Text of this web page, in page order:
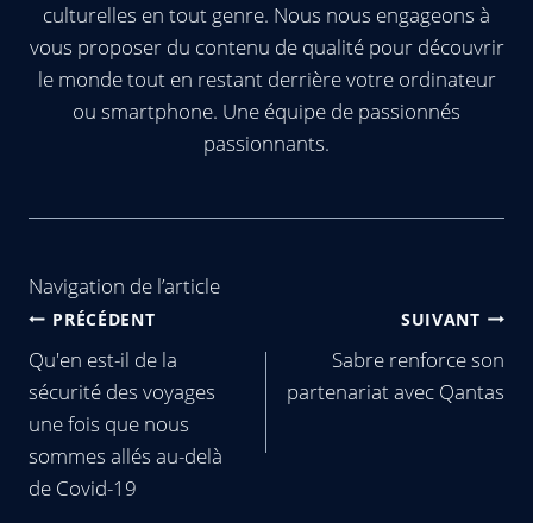
culturelles en tout genre. Nous nous engageons à
vous proposer du contenu de qualité pour découvrir
le monde tout en restant derrière votre ordinateur
ou smartphone. Une équipe de passionnés
passionnants.
Navigation de l’article
PRÉCÉDENT
Qu'en est-il de la
sécurité des voyages
une fois que nous
sommes allés au-delà
de Covid-19
SUIVANT
Sabre renforce son
partenariat avec Qantas